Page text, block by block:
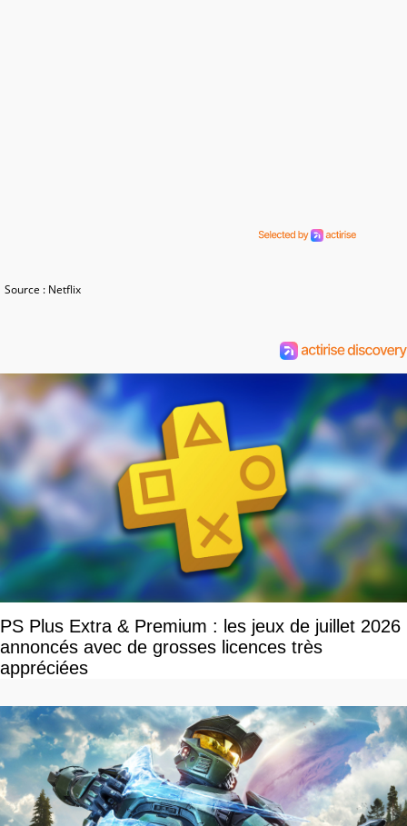
Source : Netflix
PS Plus Extra & Premium : les jeux de juillet 2026
annoncés avec de grosses licences très
appréciées